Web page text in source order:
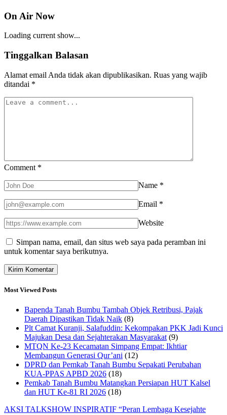
On Air Now
Loading current show...
Tinggalkan Balasan
Alamat email Anda tidak akan dipublikasikan. Ruas yang wajib
ditandai *
Comment *
Name *
Email *
Website
Simpan nama, email, dan situs web saya pada peramban ini
untuk komentar saya berikutnya.
Most Viewed Posts
Bapenda Tanah Bumbu Tambah Objek Retribusi, Pajak
Daerah Dipastikan Tidak Naik (8)
Plt Camat Kuranji, Salafuddin: Kekompakan PKK Jadi Kunci
Majukan Desa dan Sejahterakan Masyarakat (9)
MTQN Ke-23 Kecamatan Simpang Empat: Ikhtiar
Membangun Generasi Qur’ani (12)
DPRD dan Pemkab Tanah Bumbu Sepakati Perubahan
KUA-PPAS APBD 2026 (18)
Pemkab Tanah Bumbu Matangkan Persiapan HUT Kalsel
dan HUT Ke-81 RI 2026 (18)
AKSI TALKSHOW INSPIRATIF “Peran Lembaga Kesejahte